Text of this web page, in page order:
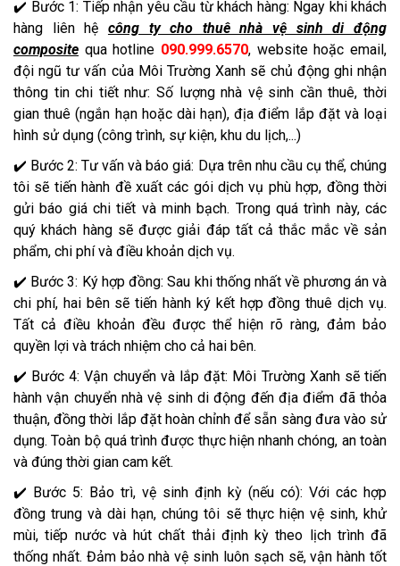
✔️ Bước 1: Tiếp nhận yêu cầu từ khách hàng: Ngay khi khách
hàng liên hệ công ty cho thuê nhà vệ sinh di động
composite qua hotline 090.999.6570, website hoặc email,
đội ngũ tư vấn của Môi Trường Xanh sẽ chủ động ghi nhận
thông tin chi tiết như: Số lượng nhà vệ sinh cần thuê, thời
gian thuê (ngắn hạn hoặc dài hạn), địa điểm lắp đặt và loại
hình sử dụng (công trình, sự kiện, khu du lịch,...)
✔️ Bước 2: Tư vấn và báo giá: Dựa trên nhu cầu cụ thể, chúng
tôi sẽ tiến hành đề xuất các gói dịch vụ phù hợp, đồng thời
gửi báo giá chi tiết và minh bạch. Trong quá trình này, các
quý khách hàng sẽ được giải đáp tất cả thắc mắc về sản
phẩm, chi phí và điều khoản dịch vụ.
✔️ Bước 3: Ký hợp đồng: Sau khi thống nhất về phương án và
chi phí, hai bên sẽ tiến hành ký kết hợp đồng thuê dịch vụ.
Tất cả điều khoản đều được thể hiện rõ ràng, đảm bảo
quyền lợi và trách nhiệm cho cả hai bên.
✔️ Bước 4: Vận chuyển và lắp đặt: Môi Trường Xanh sẽ tiến
hành vận chuyển nhà vệ sinh di động đến địa điểm đã thỏa
thuận, đồng thời lắp đặt hoàn chỉnh để sẵn sàng đưa vào sử
dụng. Toàn bộ quá trình được thực hiện nhanh chóng, an toàn
và đúng thời gian cam kết.
✔️ Bước 5: Bảo trì, vệ sinh định kỳ (nếu có): Với các hợp
đồng trung và dài hạn, chúng tôi sẽ thực hiện vệ sinh, khử
mùi, tiếp nước và hút chất thải định kỳ theo lịch trình đã
thống nhất. Đảm bảo nhà vệ sinh luôn sạch sẽ, vận hành tốt